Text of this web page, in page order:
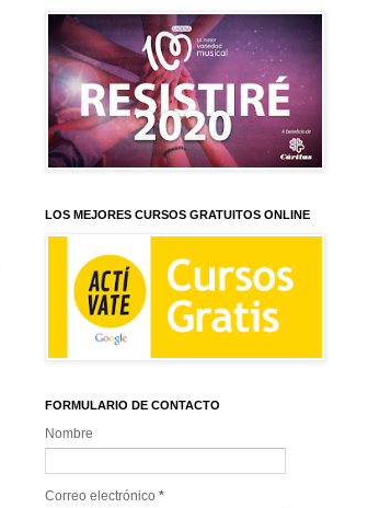
LOS MEJORES CURSOS GRATUITOS ONLINE
FORMULARIO DE CONTACTO
Nombre
Correo electrónico *